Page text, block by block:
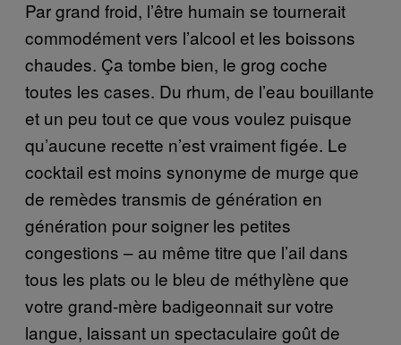
Par grand froid, l’être humain se tournerait
commodément vers l’alcool et les boissons
chaudes. Ça tombe bien, le grog coche
toutes les cases. Du rhum, de l’eau bouillante
et un peu tout ce que vous voulez puisque
qu’aucune recette n’est vraiment figée. Le
cocktail est moins synonyme de murge que
de remèdes transmis de génération en
génération pour soigner les petites
congestions – au même titre que l’ail dans
tous les plats ou le bleu de méthylène que
votre grand-mère badigeonnait sur votre
langue, laissant un spectaculaire goût de